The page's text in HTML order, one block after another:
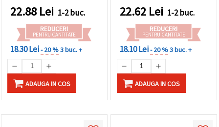
accesoriilor craft, 15,5 x 16
x 13 cm, culoare aurie
22.88 Lei 1-2 buc.
REDUCERI
PENTRU CANTITATE
18.30 Lei- 20 %3 buc. +
ADAUGA IN COS
22.62 Lei 1-2 buc.
REDUCERI
PENTRU CANTITATE
18.10 Lei- 20 %3 buc. +
ADAUGA IN COS